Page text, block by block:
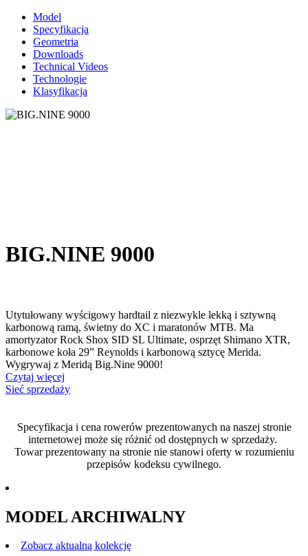
Model
Specyfikacja
Geometria
Downloads
Technical Videos
Technologie
Klasyfikacja
BIG.NINE 9000
Utytułowany wyścigowy hardtail z niezwykle lekką i sztywną
karbonową ramą, świetny do XC i maratonów MTB. Ma
amortyzator Rock Shox SID SL Ultimate, osprzęt Shimano XTR,
karbonowe koła 29” Reynolds i karbonową sztycę Merida.
Wygrywaj z Meridą Big.Nine 9000!
Czytaj więcej
Sieć sprzedaży
Specyfikacja i cena rowerów prezentowanych na naszej stronie
internetowej może się różnić od dostępnych w sprzedaży.
Towar prezentowany na stronie nie stanowi oferty w rozumieniu
przepisów kodeksu cywilnego.
MODEL ARCHIWALNY
Zobacz aktualną kolekcję